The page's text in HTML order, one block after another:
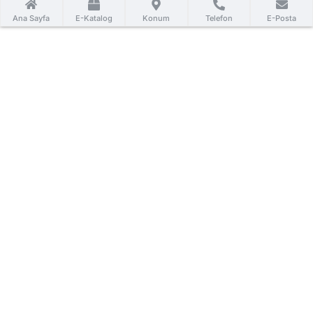
Ana Sayfa E-Katalog Konum Telefon E-Posta